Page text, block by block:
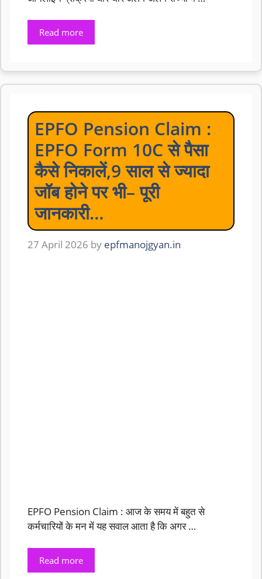
Read more
EPFO Pension Claim :
EPFO Form 10C से पैसा
कैसे निकालें,9 साल से ज्यादा
जॉब होने पर भी– पूरी
जानकारी…
27 April 2026 by epfmanojgyan.in
EPFO Pension Claim : आज के समय में बहुत से
कर्मचारियों के मन में यह सवाल आता है कि अगर …
Read more